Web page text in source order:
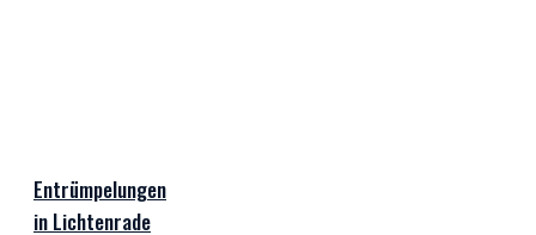
Entrümpelungen
in Lichtenrade